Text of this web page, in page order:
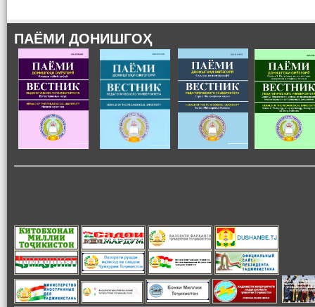
ПАЁМИ ДОНИШГОҲ